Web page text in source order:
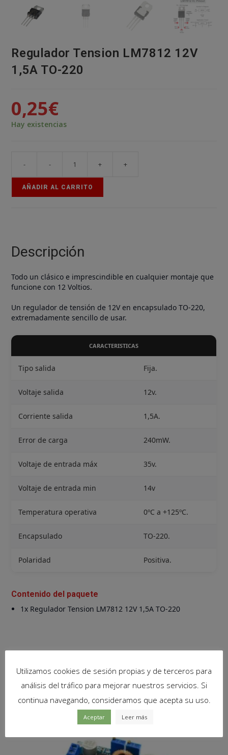
Regulador Tension LM7812 12V
1,5A TO-220
0,25€
Hay existencias
- - + +
AÑADIR AL CARRITO
Descripción
Todo un clásico e imprescindible en cualquier montaje que
funcione con 12 Voltios.
Un regulador de tensión de 12V en encapsulado TO-220,
extremadamente sencillo de usar.
CARACTERISTICAS
Tipo salida Fija.
Voltaje salida 12v.
Corriente salida 1,5A.
Error de carga 240mW.
Voltaje de entrada máx 35v.
Voltaje de entrada min 14v
Temperatura operativa 0ºC a +125ºC.
Encapsulado TO-220.
Polaridad Positiva.
Contenido del paquete
1x Regulador Tension LM7812 12V 1,5A TO-220
Utilizamos cookies de sesión propias y de terceros para
análisis del tráfico para mejorar nuestros servicios. Si
continua navegando, consideramos que acepta su uso.
Aceptar Leer más